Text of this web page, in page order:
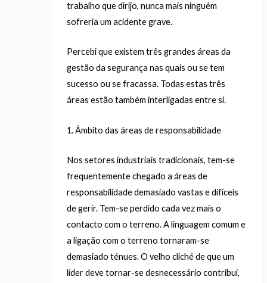
trabalho que dirijo, nunca mais ninguém
sofreria um acidente grave.
Percebi que existem três grandes áreas da
gestão da segurança nas quais ou se tem
sucesso ou se fracassa. Todas estas três
áreas estão também interligadas entre si.
1. Âmbito das áreas de responsabilidade
Nos setores industriais tradicionais, tem-se
frequentemente chegado a áreas de
responsabilidade demasiado vastas e difíceis
de gerir. Tem-se perdido cada vez mais o
contacto com o terreno. A linguagem comum e
a ligação com o terreno tornaram-se
demasiado ténues. O velho cliché de que um
líder deve tornar-se desnecessário contribui,